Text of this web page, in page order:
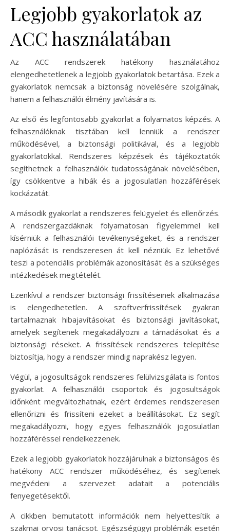
Legjobb gyakorlatok az
ACC használatában
Az ACC rendszerek hatékony használatához
elengedhetetlenek a legjobb gyakorlatok betartása. Ezek a
gyakorlatok nemcsak a biztonság növelésére szolgálnak,
hanem a felhasználói élmény javítására is.
Az első és legfontosabb gyakorlat a folyamatos képzés. A
felhasználóknak tisztában kell lenniük a rendszer
működésével, a biztonsági politikával, és a legjobb
gyakorlatokkal. Rendszeres képzések és tájékoztatók
segíthetnek a felhasználók tudatosságának növelésében,
így csökkentve a hibák és a jogosulatlan hozzáférések
kockázatát.
A második gyakorlat a rendszeres felügyelet és ellenőrzés.
A rendszergazdáknak folyamatosan figyelemmel kell
kísérniük a felhasználói tevékenységeket, és a rendszer
naplózását is rendszeresen át kell nézniük. Ez lehetővé
teszi a potenciális problémák azonosítását és a szükséges
intézkedések megtételét.
Ezenkívül a rendszer biztonsági frissítéseinek alkalmazása
is elengedhetetlen. A szoftverfrissítések gyakran
tartalmaznak hibajavításokat és biztonsági javításokat,
amelyek segítenek megakadályozni a támadásokat és a
biztonsági réseket. A frissítések rendszeres telepítése
biztosítja, hogy a rendszer mindig naprakész legyen.
Végül, a jogosultságok rendszeres felülvizsgálata is fontos
gyakorlat. A felhasználói csoportok és jogosultságok
időnként megváltozhatnak, ezért érdemes rendszeresen
ellenőrizni és frissíteni ezeket a beállításokat. Ez segít
megakadályozni, hogy egyes felhasználók jogosulatlan
hozzáféréssel rendelkezzenek.
Ezek a legjobb gyakorlatok hozzájárulnak a biztonságos és
hatékony ACC rendszer működéséhez, és segítenek
megvédeni a szervezet adatait a potenciális
fenyegetésektől.
A cikkben bemutatott információk nem helyettesítik a
szakmai orvosi tanácsot. Egészségügyi problémák esetén